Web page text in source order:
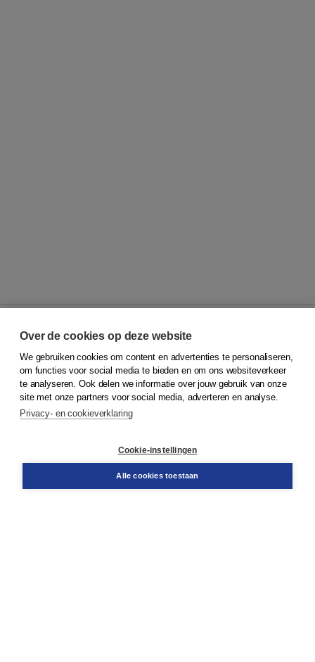
© 2026Koninklijke Boom uitgevers
Klantenservice
Service & informatie
Contact
Over de cookies op deze website
We gebruiken cookies om content en advertenties te personaliseren,
om functies voor social media te bieden en om ons websiteverkeer
te analyseren. Ook delen we informatie over jouw gebruik van onze
site met onze partners voor social media, adverteren en analyse.
Privacy- en cookieverklaring
Cookie-instellingen
Alle cookies toestaan